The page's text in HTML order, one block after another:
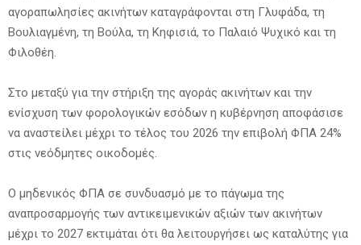
αγοραπωλησίες ακινήτων καταγράφονται στη Γλυφάδα, τη
Βουλιαγμένη, τη Βούλα, τη Κηφισιά, το Παλαιό Ψυχικό και τη
Φιλοθέη.
Στο μεταξύ για την στήριξη της αγοράς ακινήτων και την
ενίσχυση των φορολογικών εσόδων η κυβέρνηση αποφάσισε
να αναστείλει μέχρι το τέλος του 2026 την επιβολή ΦΠΑ 24%
στις νεόδμητες οικοδομές.
Ο μηδενικός ΦΠΑ σε συνδυασμό με το πάγωμα της
αναπροσαρμογής των αντικειμενικών αξιών των ακινήτων
μέχρι το 2027 εκτιμάται ότι θα λειτουργήσει ως καταλύτης για